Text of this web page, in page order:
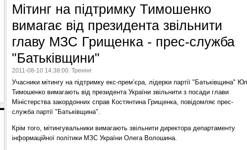
Мітинг на підтримку Тимошенко
вимагає від президента звільнити
главу МЗС Грищенка - прес-служба
"Батьківщини"
2011-08-10 14:38:00. Тренінг
Учасники мітингу на підтримку екс-прем’єра, лідерки партії "Батьківщина"
Тимошенко вимагають від президента України звільнити з посади глави
Міністерства закордонних справ Костянтина Грищенка, повідомляє прес-
служба партії "Батьківщина".
Крім того, мітингувальники вимагають звільнити директора департаменту
інформаційної політики МЗС України Олега Волошина.